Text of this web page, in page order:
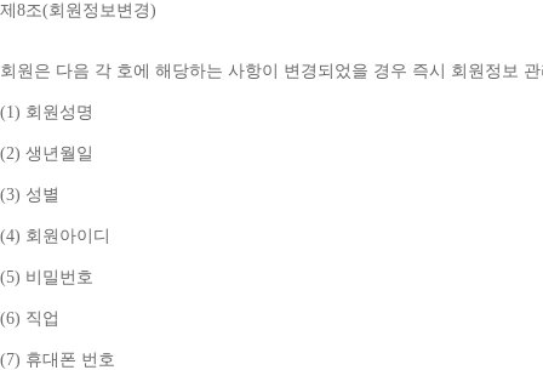
제 8조(회원정보변경)
회원은 다음 각 호에 해당하는 사항이 변경되었을 경우 즉시 회원정보
(1) 회원성명
(2) 생년월일
(3) 성별
(4) 회원아이디
(5) 비밀번호
(6) 직업
(7) 휴대폰 번호